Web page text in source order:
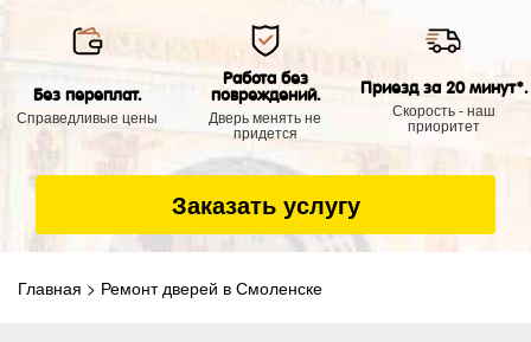
Без переплат.
Справедливые цены
Работа без
повреждений.
Дверь менять не
придется
Приезд за 20 минут*.
Скорость - наш
приоритет
Заказать услугу
Главная > Ремонт дверей в Смоленске